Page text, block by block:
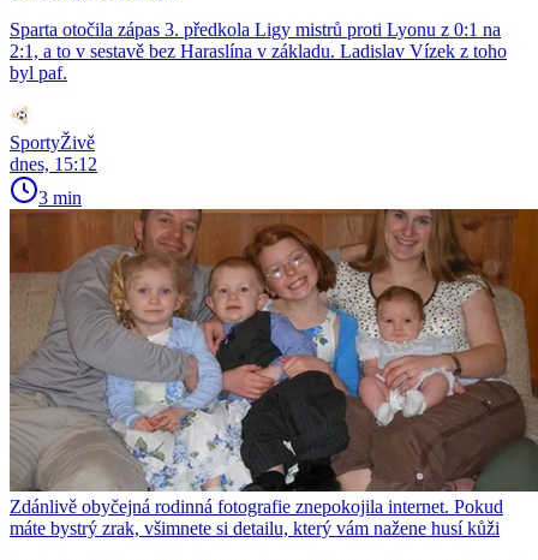
Sparta otočila zápas 3. předkola Ligy mistrů proti Lyonu z 0:1 na
2:1, a to v sestavě bez Haraslína v základu. Ladislav Vízek z toho
byl paf.
SportyŽivě
dnes, 15:12
3 min
Zdánlivě obyčejná rodinná fotografie znepokojila internet. Pokud
máte bystrý zrak, všimnete si detailu, který vám nažene husí kůži